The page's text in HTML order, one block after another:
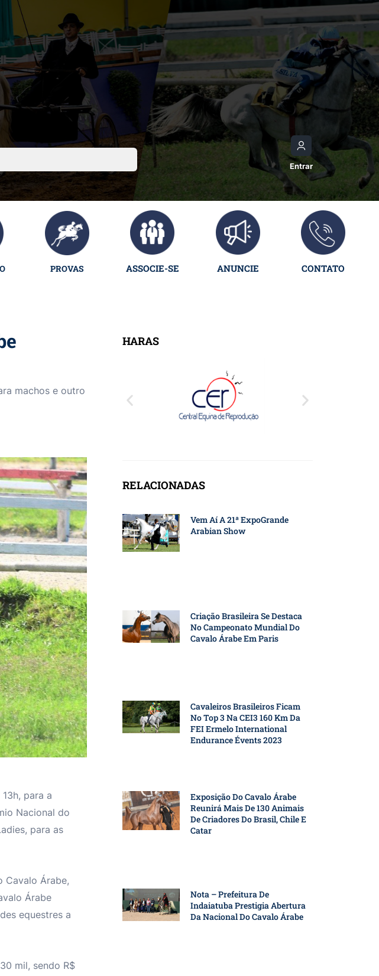
Entrar
PROVAS ASSOCIE-SE ANUNCIE CONTATO
machos e outro
para a
Nacional do
para as
Cavalo Árabe,
Árabe
equestres a
mil, sendo R$
HARAS
RELACIONADAS
Vem Aí A 21ª ExpoGrande
Arabian Show
Criação Brasileira Se Destaca
No Campeonato Mundial Do
Cavalo Árabe Em Paris
Cavaleiros Brasileiros Ficam
No Top 3 Na CEI3 160 Km Da
FEI Ermelo International
Endurance Évents 2023
Exposição Do Cavalo Árabe
Reunirá Mais De 130 Animais
De Criadores Do Brasil, Chile E
Catar
Nota – Prefeitura De
Indaiatuba Prestigia Abertura
Da Nacional Do Cavalo Árabe